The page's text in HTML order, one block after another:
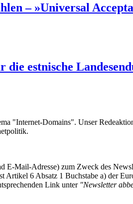
– »Universal
estnische
"Internet-Domains". Unser
Mail-Adresse) zum Zweck des
6 Absatz 1 Buchstabe a) der
Link unter "Newsletter